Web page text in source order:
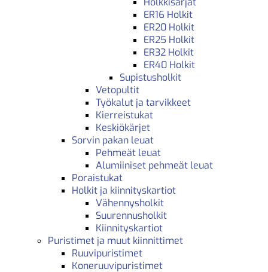
ER16 Holkit
ER20 Holkit
ER25 Holkit
ER32 Holkit
ER40 Holkit
Supistusholkit
Vetopultit
Työkalut ja tarvikkeet
Kierreistukat
Keskiökärjet
Sorvin pakan leuat
Pehmeät leuat
Alumiiniset pehmeät leuat
Poraistukat
Holkit ja kiinnityskartiot
Vähennysholkit
Suurennusholkit
Kiinnityskartiot
Puristimet ja muut kiinnittimet
Ruuvipuristimet
Koneruuvipuristimet